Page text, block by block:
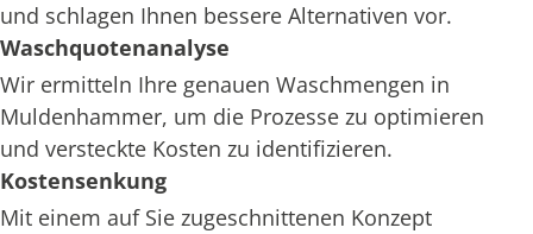
und schlagen Ihnen bessere Alternativen vor.
Waschquotenanalyse
Wir ermitteln Ihre genauen Waschmengen in
Muldenhammer, um die Prozesse zu optimieren
und versteckte Kosten zu identifizieren.
Kostensenkung
Mit einem auf Sie zugeschnittenen Konzept